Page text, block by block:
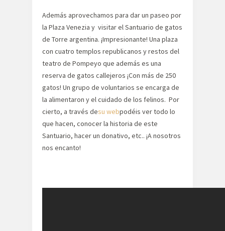
Además aprovechamos para dar un paseo por
la Plaza Venezia y visitar el Santuario de gatos
de Torre argentina. ¡Impresionante! Una plaza
con cuatro templos republicanos y restos del
teatro de Pompeyo que además es una
reserva de gatos callejeros ¡Con más de 250
gatos! Un grupo de voluntarios se encarga de
la alimentaron y el cuidado de los felinos. Por
cierto, a través desu webpodéis ver todo lo
que hacen, conocer la historia de este
Santuario, hacer un donativo, etc.. ¡A nosotros
nos encanto!